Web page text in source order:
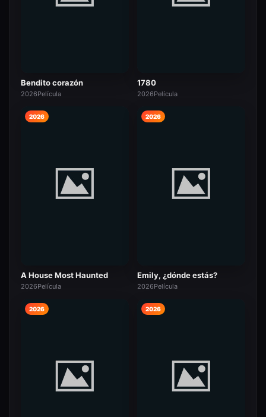
Bendito corazón
2026Película
1780
2026Película
2026
A House Most Haunted
2026Película
2026
Emily, ¿dónde estás?
2026Película
2026 2026